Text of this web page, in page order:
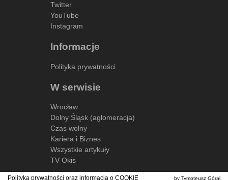
Twitter
YouTube
Instagram
Informacje
Polityka prywatności
W serwisie
Wrocław
Dolny Śląsk (aglomeracja)
Czas wolny
Kariera i Biznes
Wszystkie artykuły
TV Okis
Polityka prywatności oraz informacja o COOKIE by Tymoteusz Góral